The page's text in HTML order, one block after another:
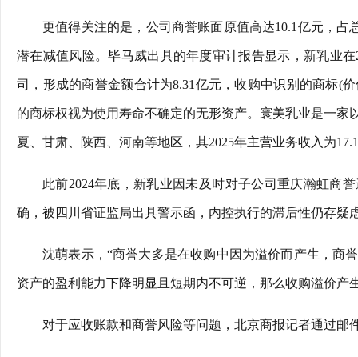
更值得关注的是，公司商誉账面原值高达10.1亿元，占
潜在减值风险。毕马威出具的年度审计报告显示，新乳业
司，形成的商誉金额合计为8.31亿元，收购中识别的商标(
的商标权视为使用寿命不确定的无形资产。寰美乳业是一
夏、甘肃、陕西、河南等地区，其2025年主营业务收入为
此前2024年底，新乳业因未及时对子公司重庆瀚虹商
确，被四川省证监局出具警示函，内控执行的滞后性仍存疑
沈萌表示，“商誉大多是在收购中因为溢价而产生，商
资产的盈利能力下降明显且短期内不可逆，那么收购溢价产
对于应收账款和商誉风险等问题，北京商报记者通过